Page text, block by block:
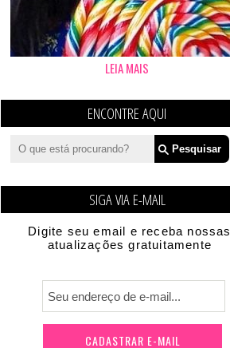
LEIA MAIS
ENCONTRE AQUI
SIGA VIA E-MAIL
Digite seu email e receba nossas
atualizações gratuitamente